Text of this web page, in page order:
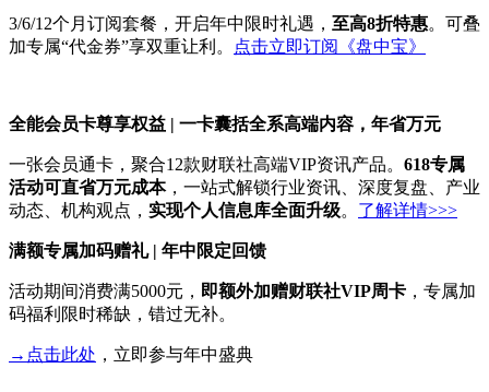
3/6/12个月订阅套餐，开启年中限时礼遇， 至高8折特惠。可叠
加专属“代金券”享双重让利。
点击立即订阅《盘中宝》
全能会员卡尊享权益 | 一卡囊括全系高端内容，年省万元
一张会员通卡，聚合12款财联社高端VIP资讯产品。 618专属
活动可直省万元成本，一站式解锁行业资讯、深度复盘、产业
动态、机构观点， 实现个人信息库全面升级。 了解详情>>>
满额专属加码赠礼 | 年中限定回馈
活动期间消费满5000元， 即额外加赠财联社VIP周卡 ，专属加
码福利限时稀缺，错过无补。
→点击此处 ，立即参与年中盛典